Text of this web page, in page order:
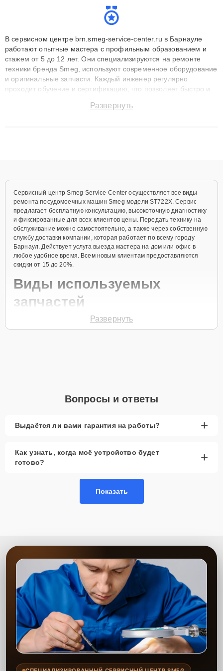
В сервисном центре brn.smeg-service-center.ru в Барнауле
работают опытные мастера с профильным образованием и
стажем от 5 до 12 лет. Они специализируются на ремонте
техники бренда Smeg, используют современное оборудование
и оригинальные запчасти. Каждый инженер регулярно
проходит обучение и сертификацию, что позволяет быстро и
сохранением гарантии до 3 лет. Наши мастера решают
Развернуть
Сервисный центр Smeg-Service-Center осуществляет все виды
ремонта посудомоечных машин Smeg модели ST722X. Сервис
предлагает бесплатную консультацию, высокоточную диагностику
и фиксированные для всех клиентов цены. Передать технику на
обслуживание можно самостоятельно, а также через собственную
службу доставки компании, которая работает по всему городу
Барнаул. Действует услуга выезда мастера на дом или офис в
любое удобное время. Всем новым клиентам предоставляются
скидки от 15 до 20%.
Виды используемых
запчастей
Для ремонта посудомоечной машины модели ST722X
активное использование устройства дольше
запчастей.
рассмотреть вариант с использованием
качественного аналога брендовой детали.
высококачественные запчасти, будь это 100% оригинал, или
надежные аналоги проверенных и зарекомендовавших себя
Позвонить по телефону горячей линии или
запросить обратный звонок через Форму заявки
для быстрого уточнения деталей.
Привезти устройство в ближайший центр или
передать аппарат курьеру службы доставки,
дождаться результатов диагностики и принять
решение.
Дождаться оповещения о готовности и забрать
устройство самостоятельно или воспользоваться
курьерской доставкой.
Развернуть
Вопросы и ответы
Выдаётся ли вами гарантия на работы? +
Как узнать, когда моё устройство будет
готово?
+
Показать